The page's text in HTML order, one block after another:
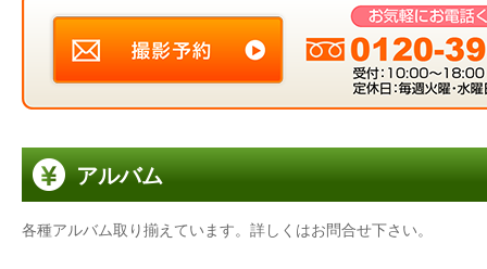
アルバム
各種アルバム取り揃えています。詳しくはお問合せ下さい。